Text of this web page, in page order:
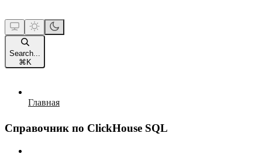
Search...
⌘ K
Главная
Справочник по ClickHouse SQL